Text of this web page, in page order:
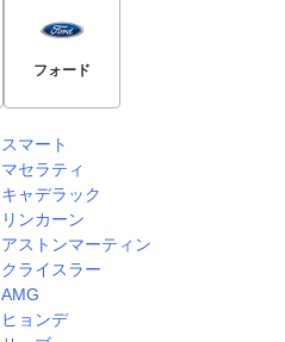
フォード
スマート
マセラティ
キャデラック
リンカーン
アストンマーティン
クライスラー
AMG
ヒョンデ